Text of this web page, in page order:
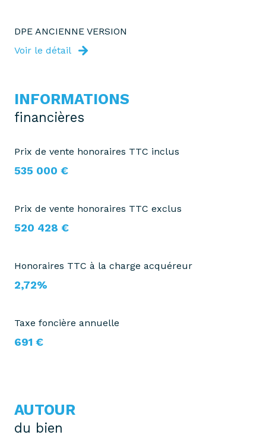
DPE ANCIENNE VERSION
Voir le détail
INFORMATIONS
financières
Prix de vente honoraires TTC inclus
535 000 €
Prix de vente honoraires TTC exclus
520 428 €
Honoraires TTC à la charge acquéreur
2,72%
Taxe foncière annuelle
691 €
AUTOUR
du bien